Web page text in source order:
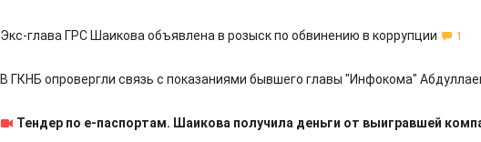
Экс-глава ГРС Шаикова объявлена в розыск по обвинению в коррупции 1
В ГКНБ опровергли связь с показаниями бывшего главы "Инфокома"
Тендер по е-паспортам. Шаикова получила деньги от выигравшей